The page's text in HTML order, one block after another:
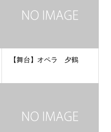
【舞台】オペラ 夕鶴